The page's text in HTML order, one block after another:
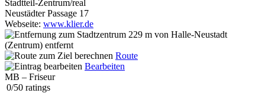
Stadtteil-Zentrum/real
Neustädter Passage 17
Webseite: www.klier.de
229 m von Halle-Neustadt
(Zentrum) entfernt
Route
Bearbeiten
MB – Friseur
0/50 ratings